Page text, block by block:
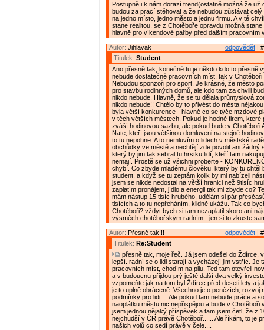
Postupně i k nám dorazí trend(ostatně možná že už
budou za prací stěhovat a že nebudou zůstávat
na jedno místo, jedno město a jednu firmu. A v té
stane realitou, se z Chotěboře opravdu možná
hlavně pro víkendové pařby před dalším pracovním
odpovědět |
Autor: Jihlavak
Titulek: Student
Ano přesně tak, konečně tu je někdo kdo to přesně
nebude dostatečně pracovních míst, tak v Chotěboři
Nebudou sponzoři pro sport. Je krásné, že město
pro stavbu rodinných domů, ale kdo tam za chvili
nikdo nebude. Hlavně, že se tu dělala průmyslová
nikdo nebude!! Chtělo by to přivést do města
byla větší konkurence - hlavně co se týče mzdové
v těch větších městech. Pokud je hodně firem, které
zváší hodinovou sazbu, ale pokud bude v Chotěboři
Nate, kteří jsou většinou domluveni na stejné
to tu nepohne. A to nemluvím o lidech v městské
obchůdky ve městě a nechtějí zde povolit ani žádný
který by jim tak sebral tu hrstku lidí, kteří tam
nemají. Prostě se už všichni proberte -
chybí. Co zbyde mladému člověku, který by tu chtěl
student, a když se tu zeptám kolik by mi nabízeli
jsem se nikde nedostal na větší hranici než 9tisíc
zaplatím pronájem, jídlo a energii tak mi zbyde co?
mám nástup 15 tisíc hrubého, udělám si pár
tisících a to tu nepřeháním, klidně ukážu. Tak co
Chotěboři? vždyt bych si tam nezaplatil skoro ani
výsměch chotěbořským radním - jen si to zkuste
odpovědět |
Autor: Přesně tak!!!
Titulek: Re:Student
přesně tak, moje řeč. Já jsem odešel do Ždírce,
lepší. radní se o lidi starají a vycházejí jim vstříc. Je
pracovních míst, chodím na pilu. Ted tam otevřeli
a v budoucnu přijdou prý ještě další dva velký
vzpomeňte jak na tom byl Ždírec před deseti lety a
je to uplně obráceně. Všechno je o penězích, rozvoj
podmínky pro lidi.... Ale pokud tam nebude práce a
naoplátku městu nic nepřispějou a bude v Chotěboři
jsem jednou nějaký příspěvek a tam jsem četl, že z
nejchudší v ČR právě Chotěboř...... Ale říkám, to je
našich volů co sedí právě v čele....